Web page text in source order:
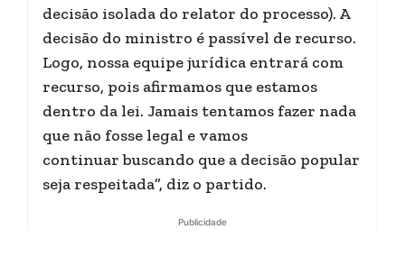
decisão isolada do relator do processo). A
decisão do ministro é passível de recurso.
Logo, nossa equipe jurídica entrará com
recurso, pois afirmamos que estamos
dentro da lei. Jamais tentamos fazer nada
que não fosse legal e vamos
continuar buscando que a decisão popular
seja respeitada”, diz o partido.
Publicidade